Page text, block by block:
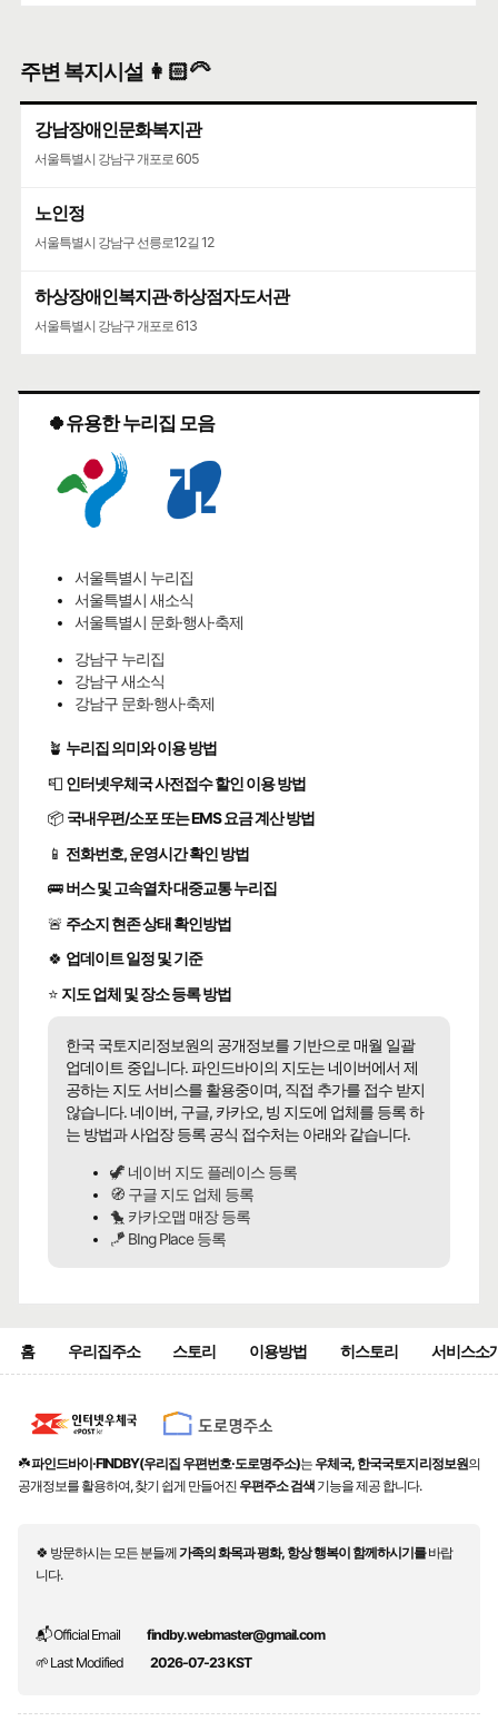
주변 복지시설 👩🏻‍🦳
강남장애인문화복지관
서울특별시 강남구 개포로 605
노인정
서울특별시 강남구 선릉로12길 12
하상장애인복지관·하상점자도서관
서울특별시 강남구 개포로 613
🍀유용한 누리집 모음
서울특별시 누리집
서울특별시 새소식
서울특별시 문화·행사·축제
강남구 누리집
강남구 새소식
강남구 문화·행사·축제
🪴 누리집 의미와 이용 방법
📮 인터넷우체국 사전접수 할인 이용 방법
📦 국내우편/소포 또는 EMS 요금 계산 방법
📱 전화번호, 운영시간 확인 방법
🚌버스 및 고속열차 대중교통 누리집
🚨 주소지 현존 상태 확인방법
🍀 업데이트 일정 및 기준
⭐ 지도 업체 및 장소 등록 방법
한국 국토지리정보원의 공개정보를 기반으로 매월 일괄
업데이트 중입니다. 파인드바이의 지도는 네이버에서 제
공하는 지도 서비스를 활용중이며, 직접 추가를 접수 받지
않습니다. 네이버, 구글, 카카오, 빙 지도에 업체를 등록 하
는 방법과 사업장 등록 공식 접수처는 아래와 같습니다.
🦖 네이버 지도 플레이스 등록
🧭 구글 지도 업체 등록
🐤 카카오맵 매장 등록
🪁 BIng Place 등록
홈 우리집주소 스토리 이용방법 히스토리 서비스소
☘️파인드바이·FINDBY(우리집 우편번호·도로명주소)는 우체국, 한국국토지리정보원의
공개정보를 활용하여, 찾기 쉽게 만들어진 우편주소 검색 기능을 제공 합니다.
🍀 방문하시는 모든 분들께가족의 화목과 평화, 항상 행복이 함께하시기를바랍
니다.
📬 Official Email
findby.webmaster@gmail.com
🌱 Last Modified
2026-07-23 KST